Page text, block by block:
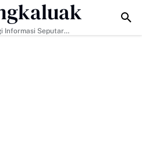
Perkuat Nilai Empat Pilar
Informasi Seputar